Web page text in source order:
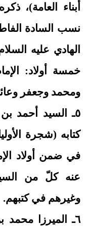
أبناء العامة)،
نسب السادة
الهادي عليه
خمسة أولاد:
ومحمد وجعفر
٥ـ السيد أحمد
في ضمن أولاد
عنه كلّ من
وغيرهم في كتبهم.
٦ـ الميرزا